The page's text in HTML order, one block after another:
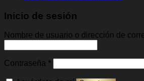
Inicio de sesión
Nombre de usuario o dirección de
Contraseña *Obligatorio